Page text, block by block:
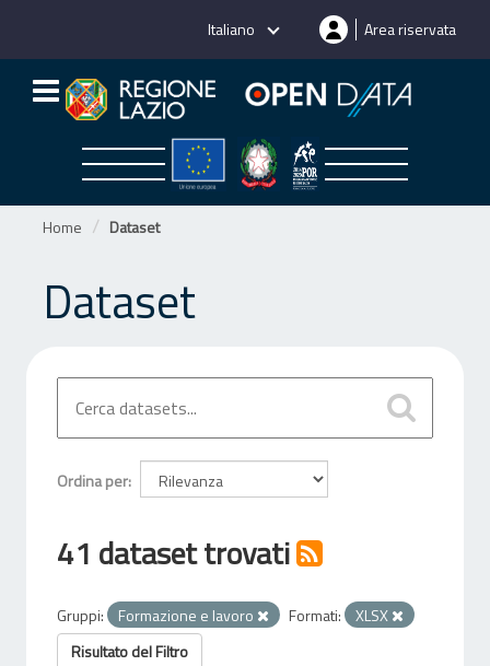
Italiano Area riservata
Home Dataset
Dataset
Ordina per
41 dataset trovati
Gruppi: Formazione e lavoro Formati:
XLSX
Risultato del Filtro